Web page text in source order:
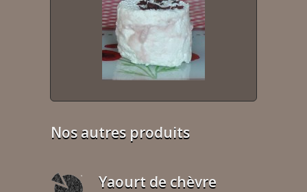
Nos autres produits
Yaourt de chèvre